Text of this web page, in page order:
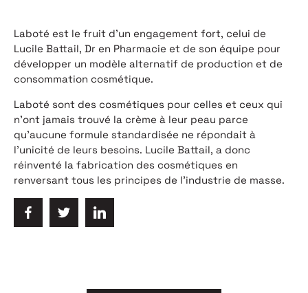
Laboté est le fruit d’un engagement fort, celui de
Lucile Battail, Dr en Pharmacie et de son équipe pour
développer un modèle alternatif de production et de
consommation cosmétique.
Laboté sont des cosmétiques pour celles et ceux qui
n’ont jamais trouvé la crème à leur peau parce
qu’aucune formule standardisée ne répondait à
l’unicité de leurs besoins. Lucile Battail, a donc
réinventé la fabrication des cosmétiques en
renversant tous les principes de l’industrie de masse.